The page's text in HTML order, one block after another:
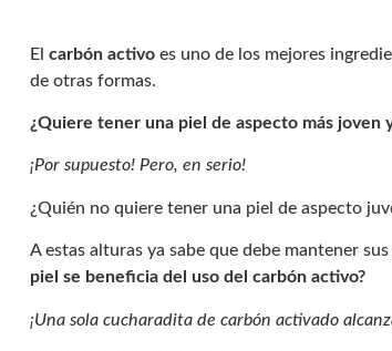
El carbón activo es uno de los mejores
de otras formas.
¿Quiere tener una piel de aspecto más joven
¡Por supuesto! Pero, en serio!
¿Quién no quiere tener una piel de aspecto
A estas alturas ya sabe que debe mantener
piel se beneficia del uso del carbón activo?
¡Una sola cucharadita de carbón activado